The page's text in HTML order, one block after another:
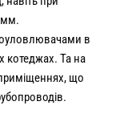
мм.
в
котеджах. Та на
що